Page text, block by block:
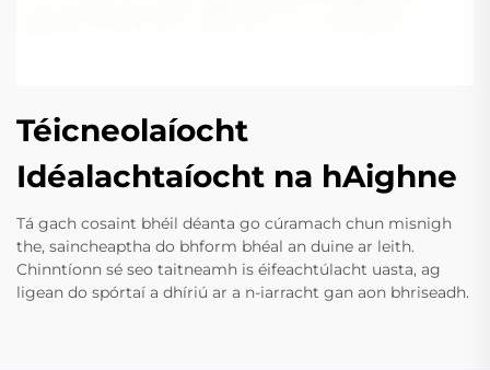
Téicneolaíocht
Idéalachtaíocht na hAighne
Tá gach cosaint bhéil déanta go cúramach chun misnigh
the, saincheaptha do bhform bhéal an duine ar leith.
Chinntíonn sé seo taitneamh is éifeachtúlacht uasta, ag
ligean do spórtaí a dhíriú ar a n-iarracht gan aon bhriseadh.